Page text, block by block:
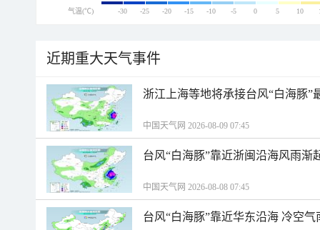
气温(℃) -30 -25 -20 -15 -10 -5 0 5 10
近期重大天气事件
浙江上海等地将承接台风“白海豚”
中国天气网 2026-08-09 07:45
台风“白海豚”靠近浙闽沿海风雨渐
中国天气网 2026-08-08 07:45
台风“白海豚”靠近华东沿海 冷空